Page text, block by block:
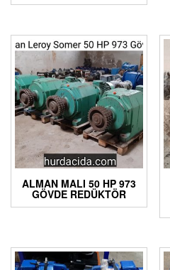
ALMAN MALI 50 HP 973
GÖVDE REDÜKTÖR